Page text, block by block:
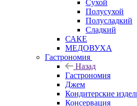
Сухой
Полусухой
Полусладкий
Сладкий
САКЕ
МЕДОВУХА
Гастрономия
Назад
Гастрономия
Джем
Кондитерские
Консервация